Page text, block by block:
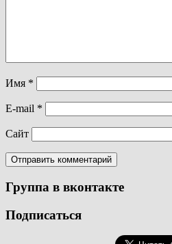
Имя *
E-mail *
Сайт
Группа в вконтакте
Подписаться